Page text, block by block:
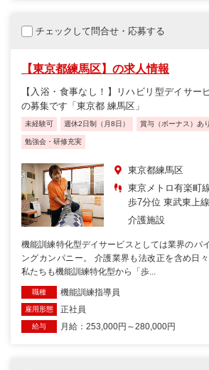
チェックして問合せ・応募する
【東京都練馬区】の求人情報
【入浴・食事なし！】リハビリ型デイサー
の募集です「東京都 練馬区」
未経験可 週休2日制（月8日） 賞与（ボーナス）あり
勉強会・研修充実
東京都練馬区
東京メトロ有楽町
歩7分位 東武東上
介護施設
機能訓練特化型デイサービスとしては業界のパ
ングカンパニー。 介護業界も法改正を含め日
私たちも機能訓練特化型から「歩...
職種 機能訓練指導員
雇用形態 正社員
給与 月給：253,000円～280,000円